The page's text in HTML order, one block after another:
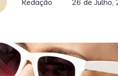
Redação 26 de Julho,